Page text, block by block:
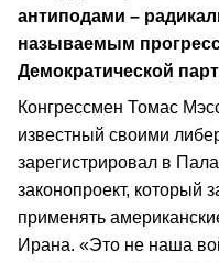
антиподами –
называемым
Демократической
Конгрессмен Томас
известный своими
зарегистрировал в
законопроект, который
применять
Ирана. «Это не наша